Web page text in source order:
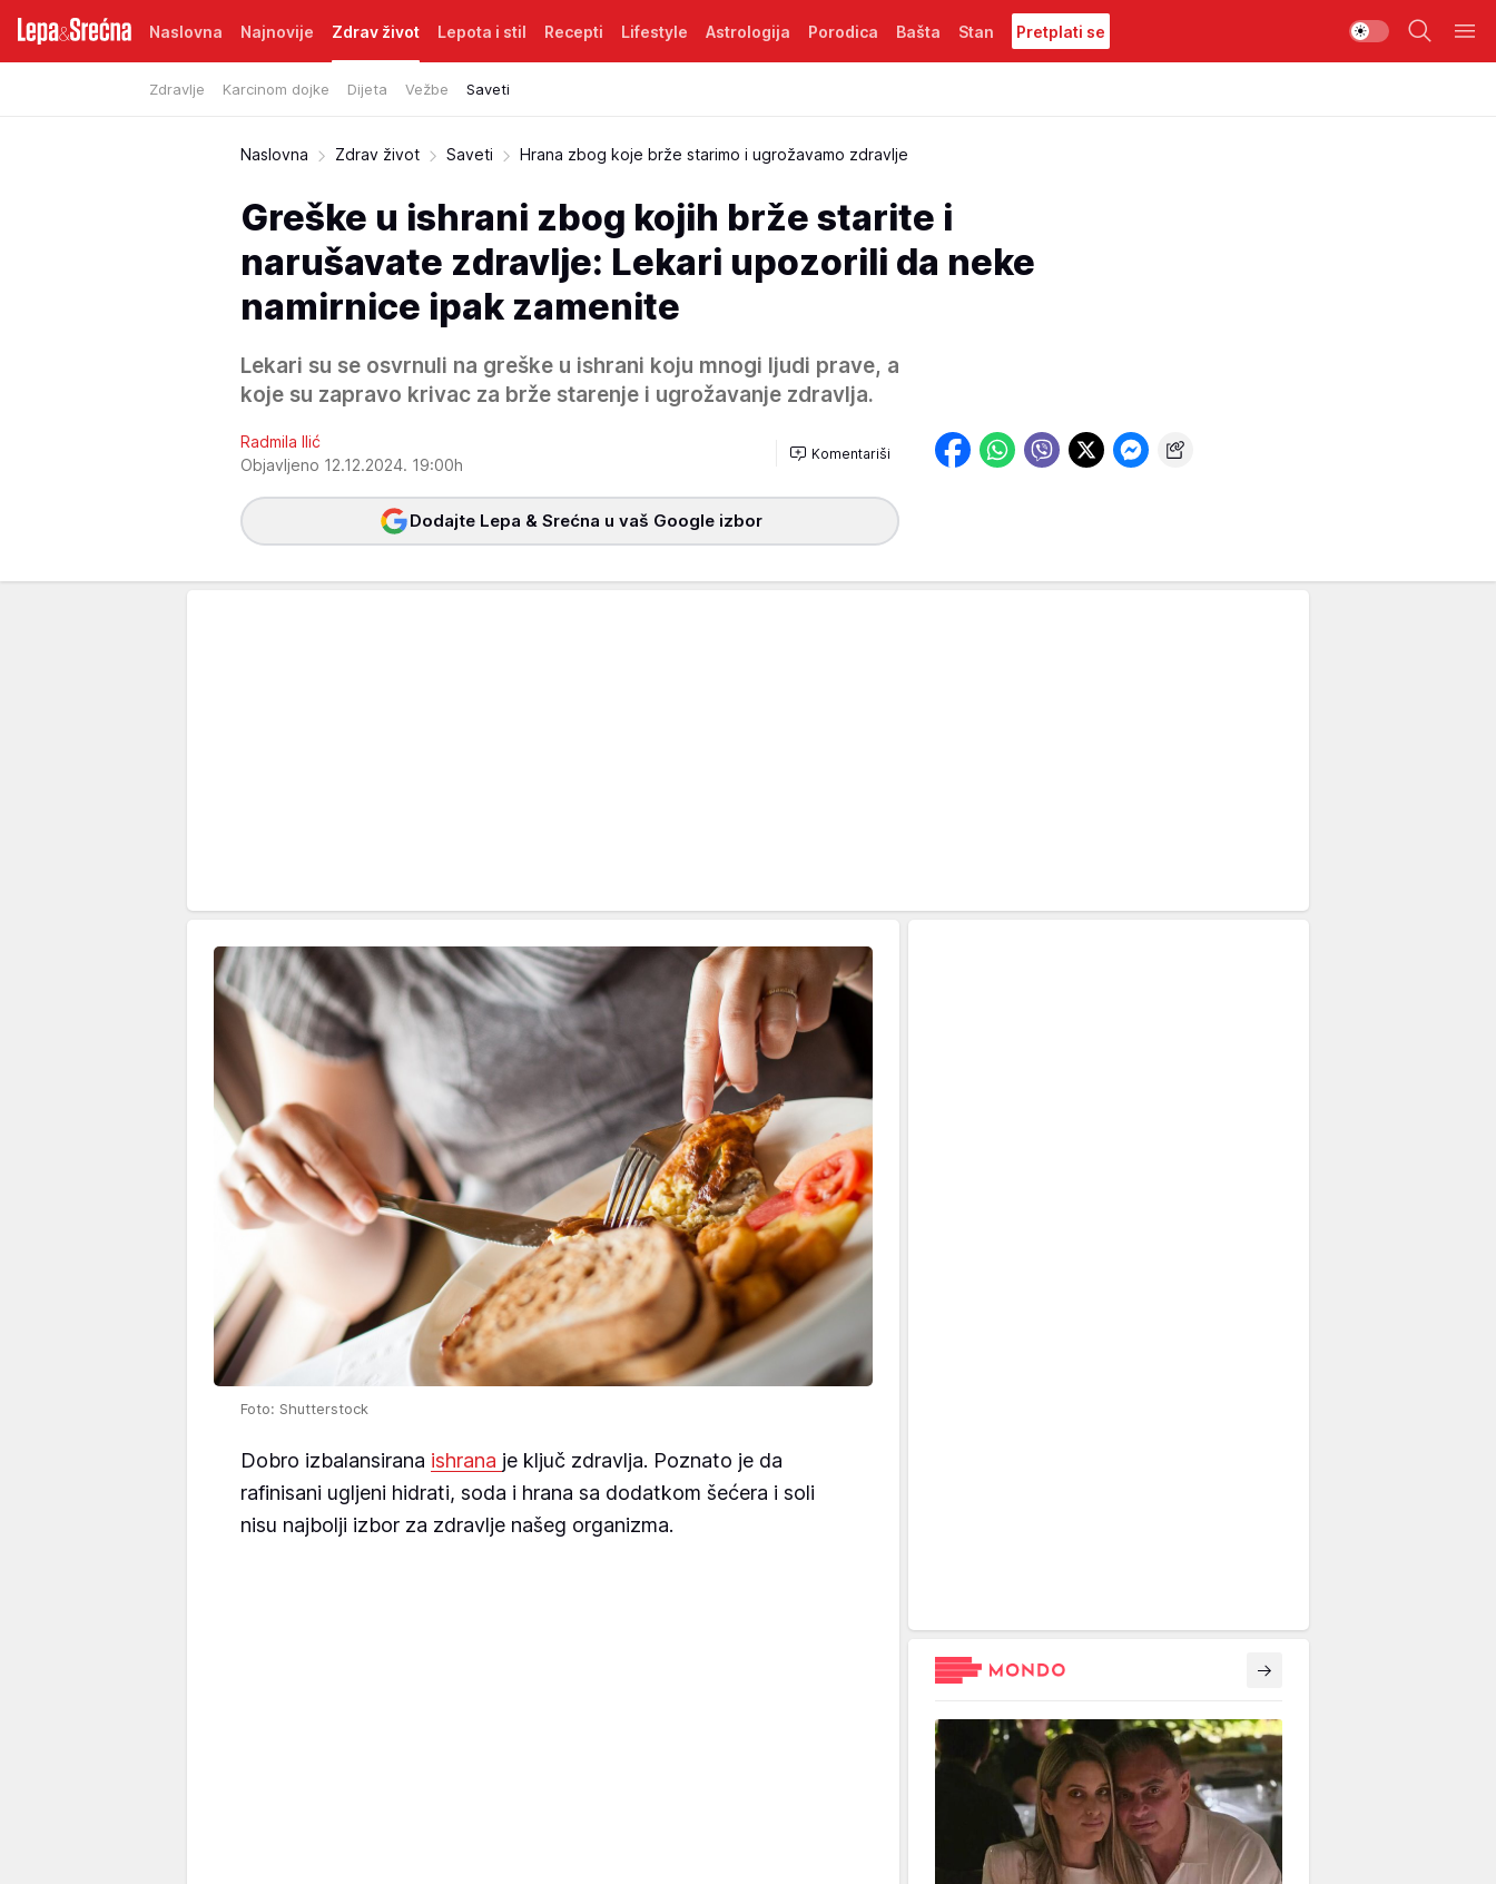
Naslovna Najnovije Zdrav život
Zdravlje Karcinom dojke Dijeta Vežbe Saveti
Lepota i stil Recepti Lifestyle Astrologija Porodica Bašta Stan Pretplati se
Naslovna Zdrav život Saveti Hrana zbog koje brže starimo i ugrožavamo zdravlje
Greške u ishrani zbog kojih brže starite i
narušavate zdravlje: Lekari upozorili da neke
namirnice ipak zamenite
Lekari su se osvrnuli na greške u ishrani koju mnogi ljudi prave, a
koje su zapravo krivac za brže starenje i ugrožavanje zdravlja.
Radmila Ilić
Objavljeno 12.12.2024. 19:00h
Komentariši
Dodajte Lepa & Srećna u vaš Google izbor
Foto: Shutterstock
Dobro izbalansirana ishrana je ključ zdravlja. Poznato je da
rafinisani ugljeni hidrati, soda i hrana sa dodatkom šećera i soli
nisu najbolji izbor za zdravlje našeg organizma.